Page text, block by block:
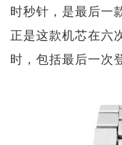
时秒针，是最后一
正是这款机芯在六
时，包括最后一次